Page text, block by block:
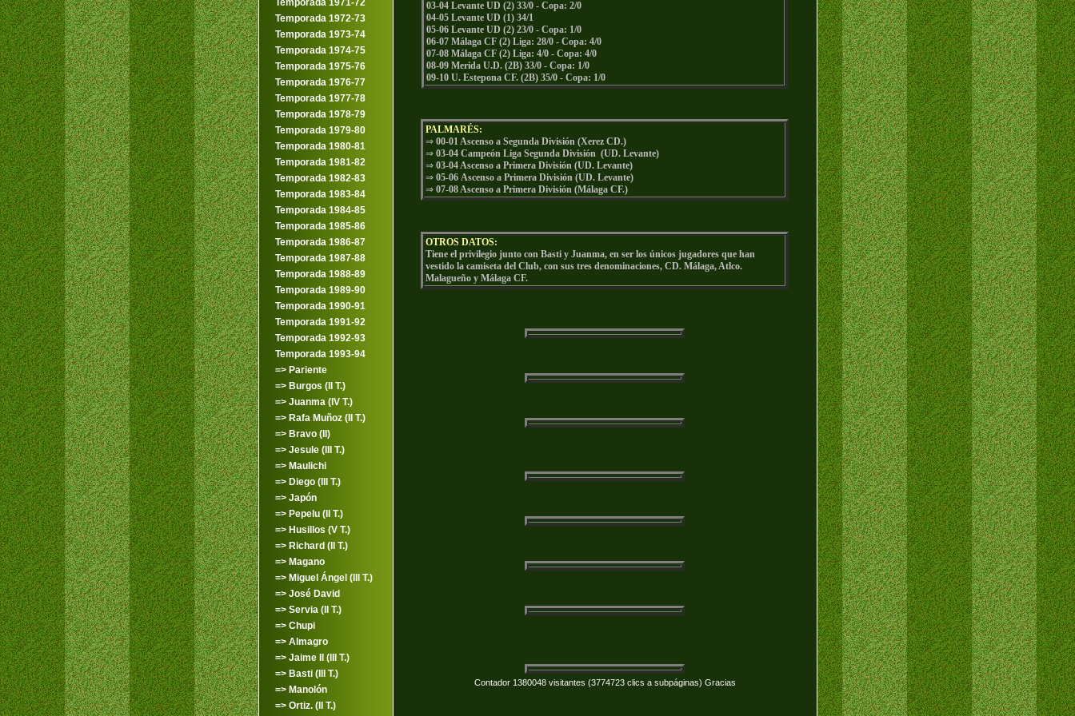
Temporada 1971-72
Temporada 1972-73
Temporada 1973-74
Temporada 1974-75
Temporada 1975-76
Temporada 1976-77
Temporada 1977-78
Temporada 1978-79
Temporada 1979-80
Temporada 1980-81
Temporada 1981-82
Temporada 1982-83
Temporada 1983-84
Temporada 1984-85
Temporada 1985-86
Temporada 1986-87
Temporada 1987-88
Temporada 1988-89
Temporada 1989-90
Temporada 1990-91
Temporada 1991-92
Temporada 1992-93
Temporada 1993-94
=> Pariente
=> Burgos (II T.)
=> Juanma (IV T.)
=> Rafa Muñoz (II T.)
=> Bravo (II)
=> Jesule (III T.)
=> Maulichi
=> Diego (III T.)
=> Japón
=> Pepelu (II T.)
=> Husillos (V T.)
=> Richard (II T.)
=> Magano
=> Miguel Ángel (III T.)
=> José David
=> Servia (II T.)
=> Chupi
=> Almagro
=> Jaime II (III T.)
=> Basti (III T.)
=> Manolón
=> Ortiz. (II T.)
03-04 Levante UD (2) 33/0 - Copa: 2/0
04-05 Levante UD (1) 34/1
05-06 Levante UD (2) 23/0 - Copa: 1/0
06-07 Málaga CF (2) Liga: 28/0 - Copa: 4/0
07-08 Málaga CF (2) Liga: 4/0 - Copa: 4/0
08-09 Merida U.D. (2B) 33/0 - Copa: 1/0
09-10 U. Estepona CF. (2B) 35/0 - Copa: 1/0
PALMARÉS:
⇒ 00-01 Ascenso a Segunda División (Xerez CD.)
⇒ 03-04 Campeón Liga Segunda División (UD. Levante)
⇒ 03-04 Ascenso a Primera División (UD. Levante)
⇒ 05-06 Ascenso a Primera División (UD. Levante)
⇒ 07-08 Ascenso a Primera División (Málaga CF.)
OTROS DATOS:
Tiene el privilegio junto con Basti y Juanma, en ser los únicos jugadores que han
vestido la camiseta del Club, con sus tres denominaciones, CD. Málaga, Atlco.
Malagueño y Málaga CF.
Contador 1380048 visitantes (3774723 clics a subpáginas) Gracias